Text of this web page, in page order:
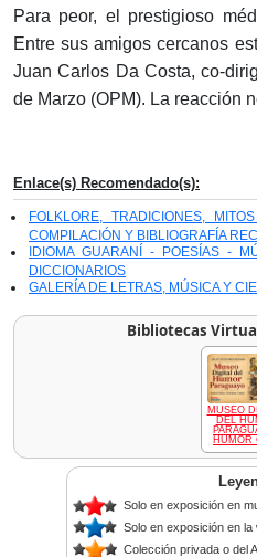
Para peor, el prestigioso
Entre sus amigos cercanos
Juan Carlos Da Costa, co-
de Marzo (OPM). La reacción
Enlace(s) Recomendado(s):
FOLKLORE, TRADICIONES,
COMPILACIÓN Y BIBLIOGRAFÍA
IDIOMA GUARANÍ - POESÍAS -
DICCIONARIOS
GALERÍA DE LETRAS, MÚSICA Y
Bibliotecas
MUSEO
DEL
Solo en exposición en
Solo en exposición en la
Colección privada o del